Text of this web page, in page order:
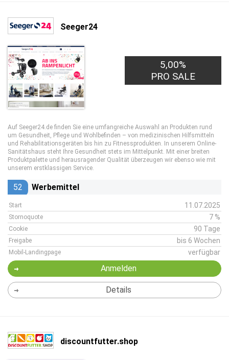
Seeger24
5,00%
PRO SALE
Auf Seeger24.de finden Sie eine umfangreiche Auswahl an Produkten rund
um Gesundheit, Pflege und Wohlbefinden – von medizinischen Hilfsmitteln
und Rehabilitationsgeräten bis hin zu Fitnessprodukten. In unserem Online-
Sanitätshaus steht Ihre Gesundheit stets im Mittelpunkt. Mit einer breiten
Produktpalette und herausragender Qualität überzeugen wir ebenso wie mit
unserem erstklassigen Service.
52 Werbemittel
Start 11.07.2025
Stornoquote 7 %
Cookie 90 Tage
Freigabe bis 6 Wochen
Mobil-Landingpage verfügbar
Anmelden
Details
discountfutter.shop